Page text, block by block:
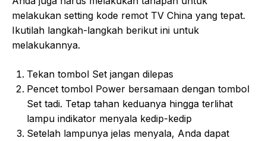
melakukan setting kode remot TV China yang tepat.
Ikutilah langkah-langkah berikut ini untuk
melakukannya.
Tekan tombol Set jangan dilepas
Pencet tombol Power bersamaan dengan tombol
Set tadi. Tetap tahan keduanya hingga terlihat
lampu indikator menyala kedip-kedip
Setelah lampunya jelas menyala, Anda dapat